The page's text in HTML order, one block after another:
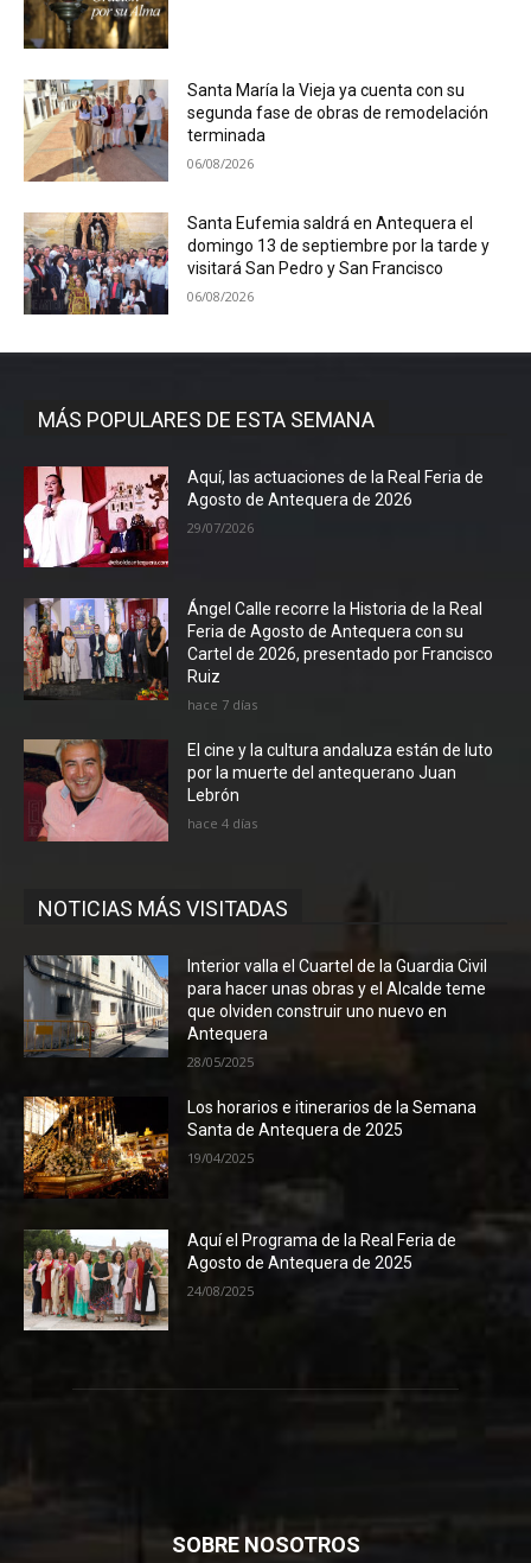
Santa María la Vieja ya cuenta con su
segunda fase de obras de remodelación
terminada
06/08/2026
Santa Eufemia saldrá en Antequera el
domingo 13 de septiembre por la tarde y
visitará San Pedro y San Francisco
06/08/2026
MÁS POPULARES DE ESTA SEMANA
Aquí, las actuaciones de la Real Feria de
Agosto de Antequera de 2026
29/07/2026
Ángel Calle recorre la Historia de la Real
Feria de Agosto de Antequera con su
Cartel de 2026, presentado por Francisco
Ruiz
hace 7 días
El cine y la cultura andaluza están de luto
por la muerte del antequerano Juan
Lebrón
hace 4 días
NOTICIAS MÁS VISITADAS
Interior valla el Cuartel de la Guardia Civil
para hacer unas obras y el Alcalde teme
que olviden construir uno nuevo en
Antequera
28/05/2025
Los horarios e itinerarios de la Semana
Santa de Antequera de 2025
19/04/2025
Aquí el Programa de la Real Feria de
Agosto de Antequera de 2025
24/08/2025
SOBRE NOSOTROS